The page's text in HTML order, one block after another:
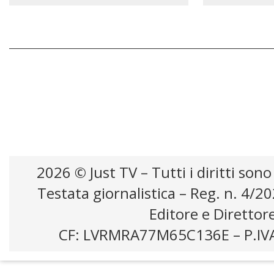
2026 © Just TV – Tutti i diritti
Testata giornalistica – Reg. n. 4/
Editore e
CF: LVRMRA77M65C136E –